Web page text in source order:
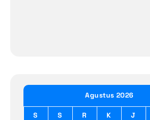
Agustus 2026
S S R K J